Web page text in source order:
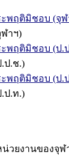
ะพฤติมิชอบ (จุฬ
าฯ)
ะพฤติมิชอบ (ป.
ป.ช.)
ะพฤติมิชอบ (ป.
ป.ท.)
วยงานของจุฬ